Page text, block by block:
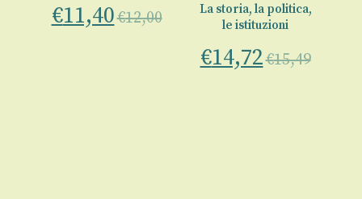
€11,40€12,00
La storia, la politica,
le istituzioni
€14,72€15,49